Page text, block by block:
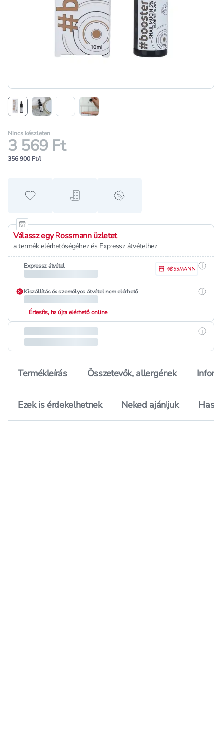
Nincs készleten
3 569 Ft
356 900 Ft/l
Hozzáadás a kedvencekhez
Hozzáadás a bevásárló listához
alert when on sale
Válassz egy Rossmann üzletet
a termék elérhetőségéhez és Expressz átvételhez
Expressz átvétel
Kiszállítás és személyes átvétel nem elérhető
Értesíts, ha újra elérhető online
Termékleírás Összetevők, allergének
Ezek is érdekelhetnek Neked ajánljuk